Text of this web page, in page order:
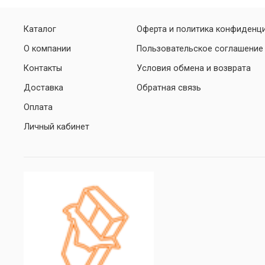
Каталог
О компании
Контакты
Доставка
Оплата
Личный кабинет
Оферта и политика
Пользовательское соглашение
Условия обмена и возврата
Обратная связь